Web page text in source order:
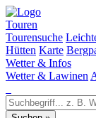
Touren
Tourensuche
Hütten Karte
Wetter & Infos
Wetter & Lawinen